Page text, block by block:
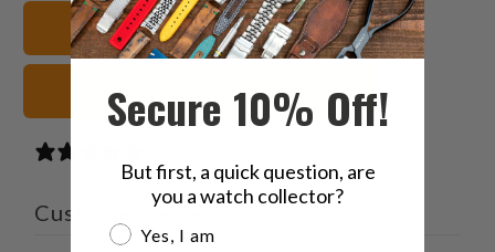
تويتر
فيسبوكبينتيريست
إلى
صديق
عرض جميع الأساور
سوداء أشرطة الساعات
Customer reviews
Secure 10% Off!
But first, a quick question, are
you a watch collector?
Are you a watch collector?
Yes, I am